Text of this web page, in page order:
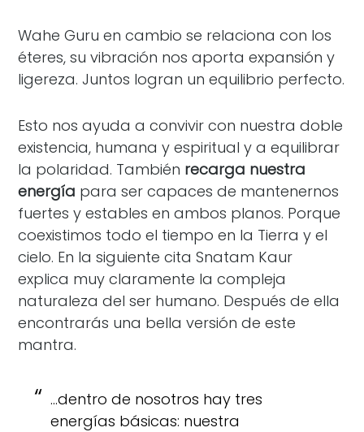
Wahe Guru en cambio se relaciona con los
éteres, su vibración nos aporta expansión y
ligereza. Juntos logran un equilibrio perfecto.
Esto nos ayuda a convivir con nuestra doble
existencia, humana y espiritual y a equilibrar
la polaridad. También recarga nuestra
energía para ser capaces de mantenernos
fuertes y estables en ambos planos. Porque
coexistimos todo el tiempo en la Tierra y el
cielo. En la siguiente cita Snatam Kaur
explica muy claramente la compleja
naturaleza del ser humano. Después de ella
encontrarás una bella versión de este
mantra.
…dentro de nosotros hay tres
energías básicas: nuestra